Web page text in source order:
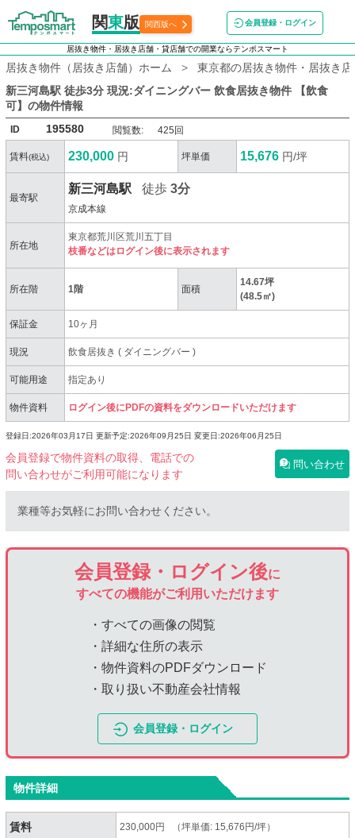
関東版 関西版へ 会員登録・ログイン
居抜き物件・居抜き店舗・貸店舗での開業ならテンポスマート
居抜き物件（居抜き店舗）ホーム
東京都の居抜き物件・居抜き
新三河島駅 徒歩3分 現況:ダイニングバー 飲食居抜き物件 【飲食
可】 の物件情報
ID 195580 閲覧数: 425回
賃料(税込) 230,000 円 坪単価 15,676 円/坪
最寄駅
新三河島駅 徒歩3分
京成本線
所在地
東京都荒川区荒川五丁目
枝番などはログイン後に表示されます
所在階 1階 面積
14.67坪
(48.5㎡)
保証金 10ヶ月
現況 飲食居抜き( ダイニングバー)
可能用途 指定あり
物件資料 ログイン後にPDFの資料をダウンロードいただけます
登録日:2026年03月17日 更新予定:2026年09月25日 変更日:2026年06月25日
会員登録で物件資料の取得、電話での
問い合わせがご利用可能になります
問い合わせ
業種等お気軽にお問い合わせください。
会員登録・ログイン後に
すべての機能がご利用いただけます
・すべての画像の閲覧
・詳細な住所の表示
・物件資料のPDFダウンロード
・取り扱い不動産会社情報
会員登録・ログイン
物件詳細
賃料 230,000円 （坪単価: 15,676円/坪）